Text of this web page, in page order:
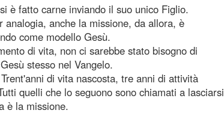
è fatto carne inviando il suo unico Figlio.
anche la missione, da allora, è
come modello Gesù.
di vita, non ci sarebbe stato bisogno di
stesso nel Vangelo.
di vita nascosta, tre anni di attività
quelli che lo seguono sono chiamati a lasciarsi
è la missione.